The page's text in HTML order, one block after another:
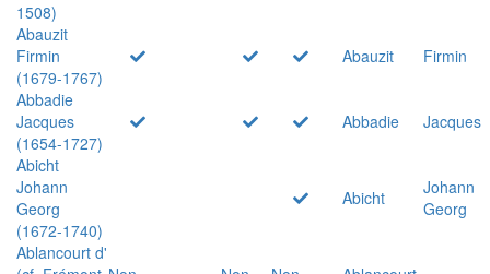
1508)
Abauzit
Firmin
(1679-1767)
Abauzit
Firmin
Abbadie
Jacques
(1654-1727)
Abbadie
Jacques
Abicht
Johann
Georg
(1672-1740)
Abicht
Johann
Georg
Ablancourt d'